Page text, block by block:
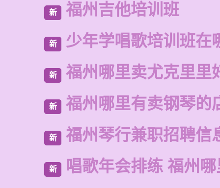
新 福州吉他培训班
新 少年学唱歌培训班在
新 福州哪里卖尤克里里
新 福州哪里有卖钢琴的
新 福州琴行兼职招聘信
新 唱歌年会排练 福州